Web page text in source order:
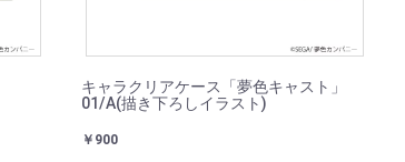
キャラクリアケース「夢色キャスト」
01/A(描き下ろしイラスト)
￥900